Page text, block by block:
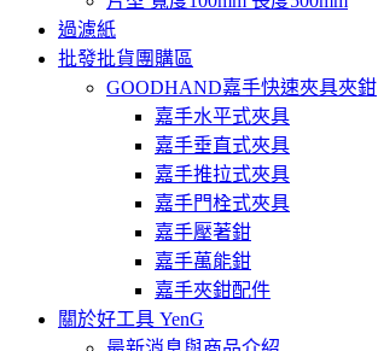
過濾紙
批發批貨團購區
GOODHAND嘉手快速夾具夾鉗
嘉手水平式夾具
嘉手垂直式夾具
嘉手推拉式夾具
嘉手門栓式夾具
嘉手壓著鉗
嘉手萬能鉗
嘉手夾鉗配件
關於好工具 YenG